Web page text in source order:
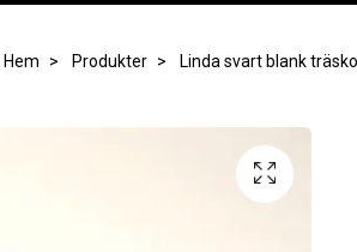
Hem Produkter Linda svart blank